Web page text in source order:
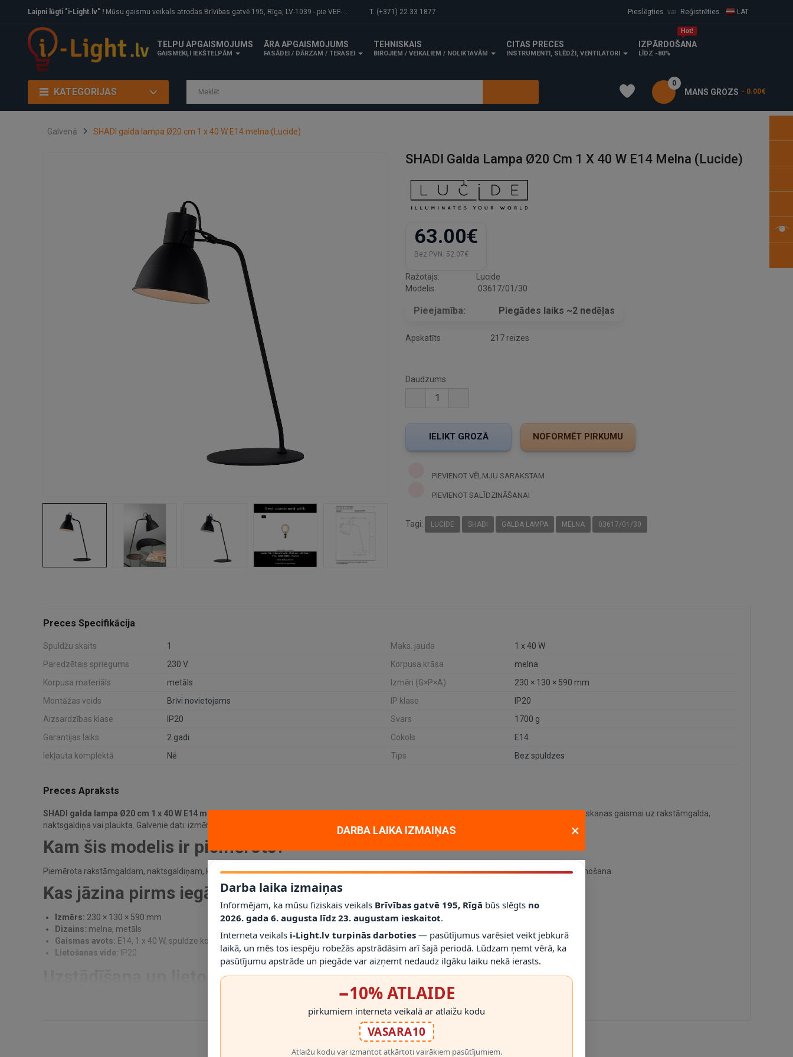
Laipni lūgti "i-Light.lv" ! Mūsu gaismu veikals atrodas Brīvības gatvē 195, Rīga, LV-1039 - pie VEF-Gaisa tilta. T. (+371) 22 33 1877 Pieslēgties vai Reģistrēties LAT
TELPU APGAISMOJUMS
GAISMEKĻI IEKŠTELPĀM
ĀRA APGAISMOJUMS
FASĀDEI / DĀRZAM / TERASEI
TEHNISKAIS
BIROJIEM / VEIKALIEM / NOLIKTAVĀM
CITAS PRECES
INSTRUMENTI, SLĒDŽI, VENTILATORI
IZPĀRDOŠANA
LĪDZ -80%
KATEGORIJAS MANS GROZS
0
- 0.00€
Galvenā SHADI galda lampa Ø20 cm 1 x 40 W E14 melna (Lucide)
SHADI Galda Lampa Ø20 Cm 1 X 40 W E14 Melna (Lucide)
63.00€
Bez PVN: 52.07€
Ražotājs:
Lucide
Modelis:
03617/01/30
Pieejamība: Piegādes laiks ~2 nedēļas
Apskatīts 217 reizes
Daudzums
PIEVIENOT VĒLMJU SARAKSTAM
PIEVIENOT SALĪDZINĀŠANAI
Tagi: LUCIDE SHADI GALDA LAMPA MELNA 03617/01/30
Preces Specifikācija
Spuldžu skaits 1 Maks. jauda
1 x 40 W
Paredzētais spriegums
230 V Korpusa krāsa
melna
Korpusa materiāls
metāls Izmēri (G×P×A)
230 × 130 × 590 mm
Montāžas veids
Brīvi novietojams IP klase
IP20
Aizsardzības klase
IP20 Svars
1700 g
Garantijas laiks
2 gadi Cokols
E14
Iekļauta komplektā
Nē Tips Bez spuldzes
Preces Apraksts
SHADI galda lampa Ø20 cm 1 x 40 W E14 melna
ir galda lampa no Lucide kolekcijas. Tā ir piemērota darbam, mācībām, lasīšanai vai dekoratīvai noskaņas gaismai uz rakstāmgalda,
naktsgaldiņa vai plaukta. Galvenie dati: izmērs 230 × 130 × 590 mm, melna apdare, materiāls: metāls, gaismas avots/cokols: E14, jauda 1 x 40 W.
Kam šis modelis ir piemērots?
Piemērota rakstāmgaldam, naktsgaldiņam, kumodei vai lasīšanas vietai. Tā īpaši labi der tur, kur vajadzīga lokāla gaisma, nevis visas telpas izgaismošana.
Kas jāzina pirms iegādes?
Izmērs: 230 × 130 × 590 mm
Dizains: melna, metāls
Gaismas avots: E14, 1 x 40 W, spuldze komplektā: Nē
Lietošanas vide: IP20
Uzstādīšana un lietošana
Šī ir brīvi novietojama lampa: izvēlieties stabilu virsmu, pieslēdziet kontaktligzdai, ja modelim ir vads, un noregulējiet gaismu ikdienas lietošanai. Pastāvīga montāža nav nepieciešama.
RĀDĪT VAIRĀK
DARBA LAIKA IZMAIŅAS ×
Darba laika izmaiņas
Informējam, ka mūsu fiziskais veikals Brīvības gatvē 195, Rīgā būs slēgts no
2026. gada 6. augusta līdz 23. augustam ieskaitot.
Interneta veikals i-Light.lv turpinās darboties — pasūtījumus varēsiet veikt jebkurā
laikā, un mēs tos iespēju robežās apstrādāsim arī šajā periodā. Lūdzam ņemt vērā, ka
pasūtījumu apstrāde un piegāde var aizņemt nedaudz ilgāku laiku nekā ierasts.
−10% ATLAIDE
pirkumiem interneta veikalā ar atlaižu kodu
VASARA10
Atlaižu kodu var izmantot atkārtoti vairākiem pasūtījumiem.